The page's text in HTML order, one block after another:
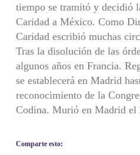
tiempo se tramitó y decidió
Caridad a México. Como
Caridad escribió muchas
Tras la disolución de las
algunos años en Francia.
se establecerá en Madrid
reconocimiento de la
Codina. Murió en Madrid el
Comparte esto: